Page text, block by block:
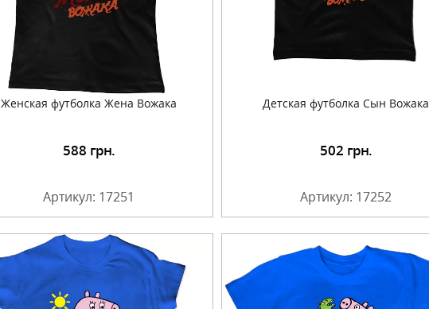
Женская футболка Жена Вожака
588 грн.
Артикул: 17251
Детская футболка Сын Вожака
Подробнее 502 грн.
Артикул: 17252
Подробнее